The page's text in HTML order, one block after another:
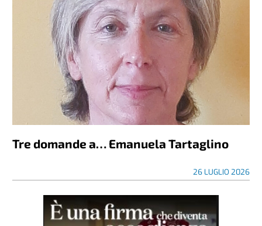
Tre domande a… Emanuela Tartaglino
26 LUGLIO 2026